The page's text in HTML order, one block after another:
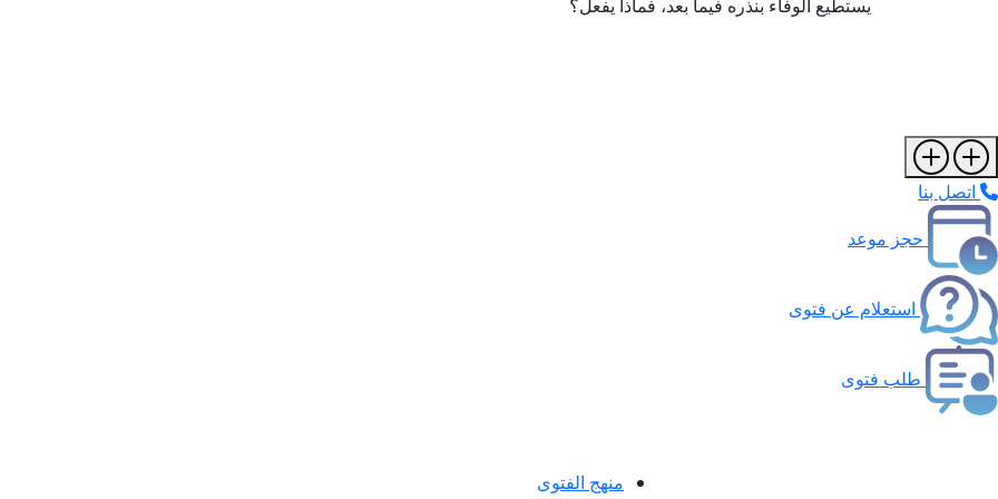
يستطيع الوفاء بنذره فيما بعد، فماذا يفعل؟
اتصل بنا
حجز موعد
استعلام عن فتوى
طلب فتوى
منهج الفتوى